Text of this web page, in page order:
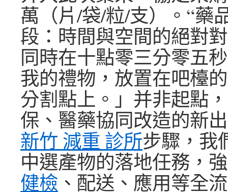
萬（片/袋/粒/支）。“藥
段：時間與空間的絕對
同時在十點零三分零五
我的禮物，放置在吧檯
分割點上。」并非起點
保、醫藥協同改造的新
新竹 減重 診所步驟，我
中選產物的落地任務，
健檢 、配送、應用等全